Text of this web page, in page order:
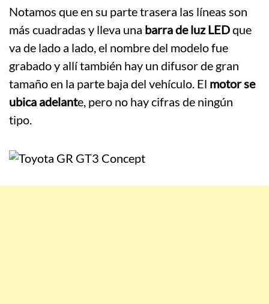
Notamos que en su parte trasera las líneas son
más cuadradas y lleva una barra de luz LEDque
va de lado a lado, el nombre del modelo fue
grabado y allí también hay un difusor de gran
tamaño en la parte baja del vehículo. El motor se
ubica adelante, pero no hay cifras de ningún
tipo.